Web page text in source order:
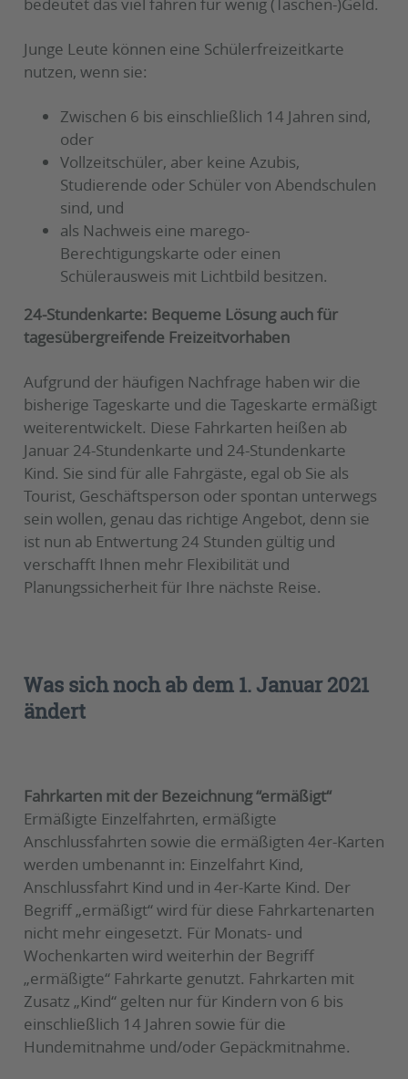
Junge Leute können eine Schülerfreizeitkarte
nutzen, wenn sie:
Zwischen 6 bis einschließlich 14 Jahren sind,
oder
Vollzeitschüler, aber keine Azubis,
Studierende oder Schüler von Abendschulen
sind, und
als Nachweis eine marego-
Berechtigungskarte oder einen
Schülerausweis mit Lichtbild besitzen.
24-Stundenkarte: Bequeme Lösung auch für
tagesübergreifende Freizeitvorhaben
Aufgrund der häufigen Nachfrage haben wir die
bisherige Tageskarte und die Tageskarte ermäßigt
weiterentwickelt. Diese Fahrkarten heißen ab
Januar 24-Stundenkarte und 24-Stundenkarte
Kind. Sie sind für alle Fahrgäste, egal ob Sie als
Tourist, Geschäftsperson oder spontan unterwegs
sein wollen, genau das richtige Angebot, denn sie
ist nun ab Entwertung 24 Stunden gültig und
verschafft Ihnen mehr Flexibilität und
Planungssicherheit für Ihre nächste Reise.
Was sich noch ab dem 1. Januar 2021
ändert
Fahrkarten mit der Bezeichnung “ermäßigt“
Ermäßigte Einzelfahrten, ermäßigte
Anschlussfahrten sowie die ermäßigten 4er-Karten
werden umbenannt in: Einzelfahrt Kind,
Anschlussfahrt Kind und in 4er-Karte Kind. Der
Begriff „ermäßigt“ wird für diese Fahrkartenarten
nicht mehr eingesetzt. Für Monats- und
Wochenkarten wird weiterhin der Begriff
„ermäßigte“ Fahrkarte genutzt. Fahrkarten mit
Zusatz „Kind“ gelten nur für Kindern von 6 bis
einschließlich 14 Jahren sowie für die
Hundemitnahme und/oder Gepäckmitnahme.